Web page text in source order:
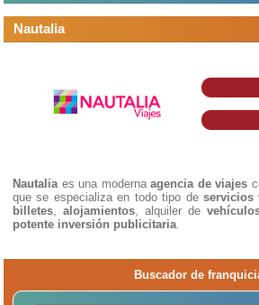
Nautalia
Nautalia es una moderna agencia de viajes
que se especializa en todo tipo de servicios
billetes
alojamientos , alquiler de
potente inversión publicitaria
Buscador de